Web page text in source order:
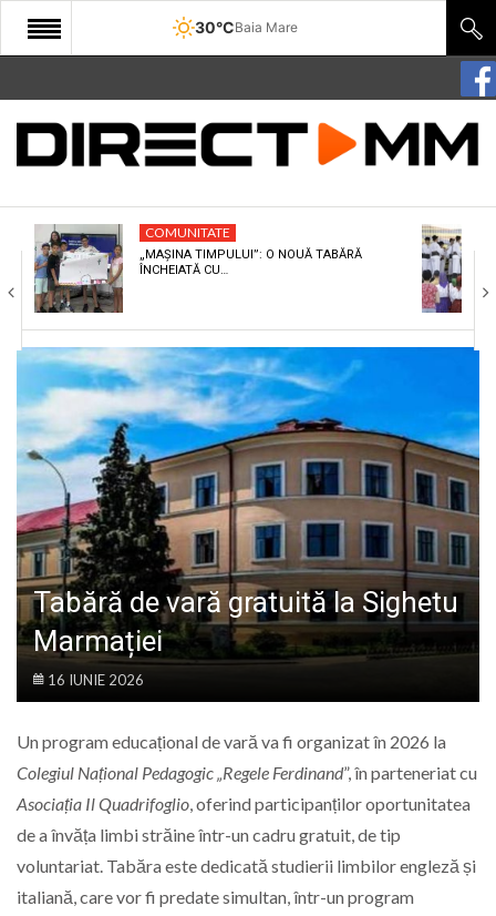
30°CBaia Mare
START
COMUNITATE
CULTURA
ECONOMIE
SANATATE
SPORT
SPECIAL
POLITIC
LIFE
COMUNITATE
„MAȘINA TIMPULUI”: O NOUĂ TABĂRĂ
ÎNCHEIATĂ CU…
Tabără de vară gratuită la Sighetu
Marmației
16 IUNIE 2026
Un program educațional de vară va fi organizat în 2026 la
Colegiul Național Pedagogic „Regele Ferdinand”, în parteneriat cu
Asociația Il Quadrifoglio, oferind participanților oportunitatea
de a învăța limbi străine într-un cadru gratuit, de tip
voluntariat. Tabăra este dedicată studierii limbilor engleză și
italiană, care vor fi predate simultan, într-un program